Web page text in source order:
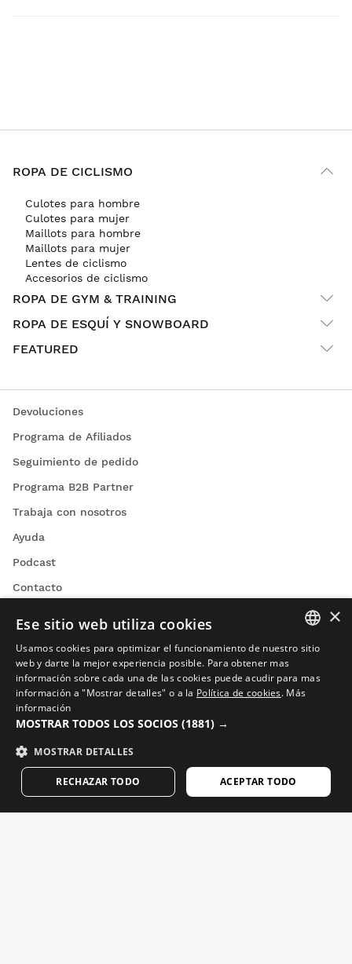
ROPA DE CICLISMO
Culotes para hombre
Culotes para mujer
Maillots para hombre
Maillots para mujer
Lentes de ciclismo
Accesorios de ciclismo
ROPA DE GYM & TRAINING
ROPA DE ESQUÍ Y SNOWBOARD
FEATURED
Devoluciones
Programa de Afiliados
Seguimiento de pedido
Programa B2B Partner
Trabaja con nosotros
Ayuda
Podcast
Contacto
Videos de snowboard
Videos de aventura
SPANISH
ENGLISH
GERMAN
×
Ese sitio web utiliza cookies
Usamos cookies para optimizar el funcionamiento de nuestro sitio
web y darte la mejor experiencia posible. Para obtener mas
información sobre cada una de las cookies puede acudir para mas
información a "Mostrar detalles" o a la Política de cookies. Más
información
MOSTRAR TODOS LOS SOCIOS (1881) →
MOSTRAR DETALLES
ACEPTAR TODO
RECHAZAR TODO